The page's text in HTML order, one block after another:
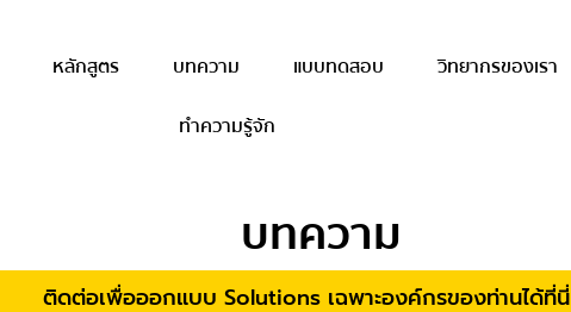
หลักสูตร บทความ แบบทดสอบ
วิทยากรของเรา
ทำความรู้จัก
บทความ
ติดต่อเพื่อออกแบบ Solutions เฉพาะองค์กรของท่านได้ที่นี่